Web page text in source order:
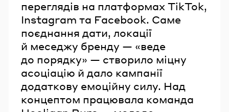
переглядів на платформах TikTok,
Instagram та Facebook. Саме
поєднання дати, локації
й меседжу бренду — «веде
до порядку» — створило міцну
асоціацію й дало кампанії
додаткову емоційну силу. Над
концептом працювала команда